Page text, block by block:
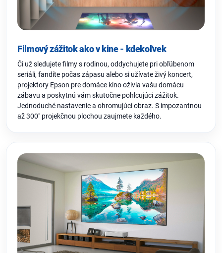
Filmový zážitok ako v kine - kdekoľvek
Či už sledujete filmy s rodinou, oddychujete pri obľúbenom
seriáli, fandíte počas zápasu alebo si užívate živý koncert,
projektory Epson pre domáce kino oživia vašu domácu
zábavu a poskytnú vám skutočne pohlcujúci zážitok.
Jednoduché nastavenie a ohromujúci obraz. S impozantnou
až 300" projekčnou plochou zaujmete každého.